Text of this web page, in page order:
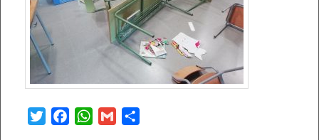
TwitterFacebookWhatsApp
Gmail